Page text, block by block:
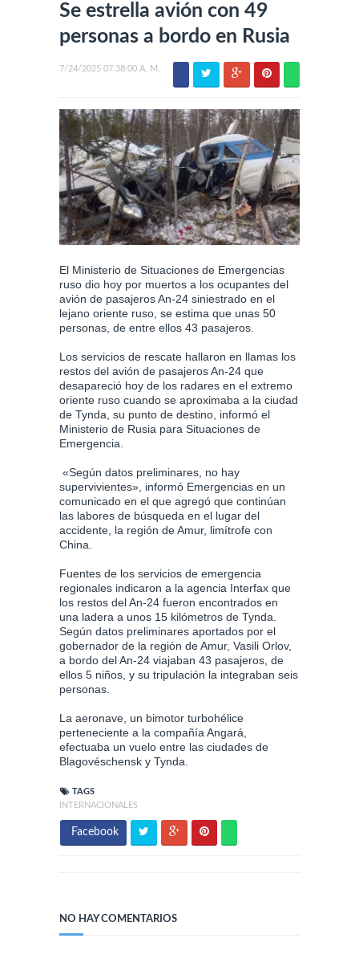
Se estrella avión con 49
personas a bordo en Rusia
7/24/2025 07:38:00 A. M.
El Ministerio de Situaciones de Emergencias
ruso dio hoy por muertos a los ocupantes del
avión de pasajeros An-24 siniestrado en el
lejano oriente ruso, se estima que unas 50
personas, de entre ellos 43 pasajeros.
Los servicios de rescate hallaron en llamas los
restos del avión de pasajeros An-24 que
desapareció hoy de los radares en el extremo
oriente ruso cuando se aproximaba a la ciudad
de Tynda, su punto de destino, informó el
Ministerio de Rusia para Situaciones de
Emergencia.
«Según datos preliminares, no hay
supervivientes», informó Emergencias en un
comunicado en el que agregó que continúan
las labores de búsqueda en el lugar del
accidente, la región de Amur, limítrofe con
China.
Fuentes de los servicios de emergencia
regionales indicaron a la agencia Interfax que
los restos del An-24 fueron encontrados en
una ladera a unos 15 kilómetros de Tynda.
Según datos preliminares aportados por el
gobernador de la región de Amur, Vasili Orlov,
a bordo del An-24 viajaban 43 pasajeros, de
ellos 5 niños, y su tripulación la integraban seis
personas.
La aeronave, un bimotor turbohélice
perteneciente a la compañía Angará,
efectuaba un vuelo entre las ciudades de
Blagovéschensk y Tynda.
TAGS
INTERNACIONALES
Facebook
NO HAY COMENTARIOS